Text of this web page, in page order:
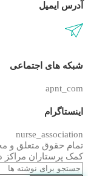
آدرس ایمیل
شبکه های اجتماعی
apnt_com
اینستاگرام
nurse_association
تمام حقوق متعلق و
کمک پرستاران